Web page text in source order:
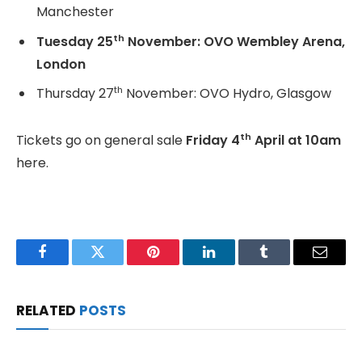
Manchester
Tuesday 25th November: OVO Wembley Arena,
London
Thursday 27th November: OVO Hydro, Glasgow
Tickets go on general sale Friday 4th April at 10am
here.
FacebookTwitter Pinterest LinkedInTumblr Email
RELATED POSTS